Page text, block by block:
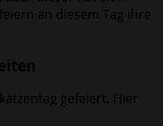
an diesem Tag ihre
gefeiert. Hier